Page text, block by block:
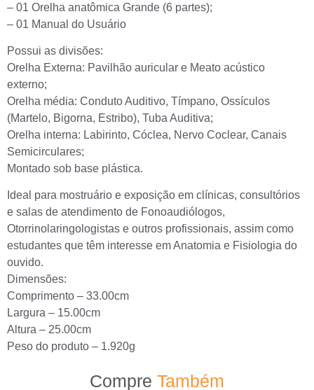
– 01 Orelha anatômica Grande (6 partes);
– 01 Manual do Usuário
Possui as divisões:
Orelha Externa: Pavilhão auricular e Meato acústico
externo;
Orelha média: Conduto Auditivo, Tímpano, Ossículos
(Martelo, Bigorna, Estribo), Tuba Auditiva;
Orelha interna: Labirinto, Cóclea, Nervo Coclear, Canais
Semicirculares;
Montado sob base plástica.
Ideal para mostruário e exposição em clínicas, consultórios
e salas de atendimento de Fonoaudiólogos,
Otorrinolaringologistas e outros profissionais, assim como
estudantes que têm interesse em Anatomia e Fisiologia do
ouvido.
Dimensões:
Comprimento – 33.00cm
Largura – 15.00cm
Altura – 25.00cm
Peso do produto – 1.920g
Compre Também